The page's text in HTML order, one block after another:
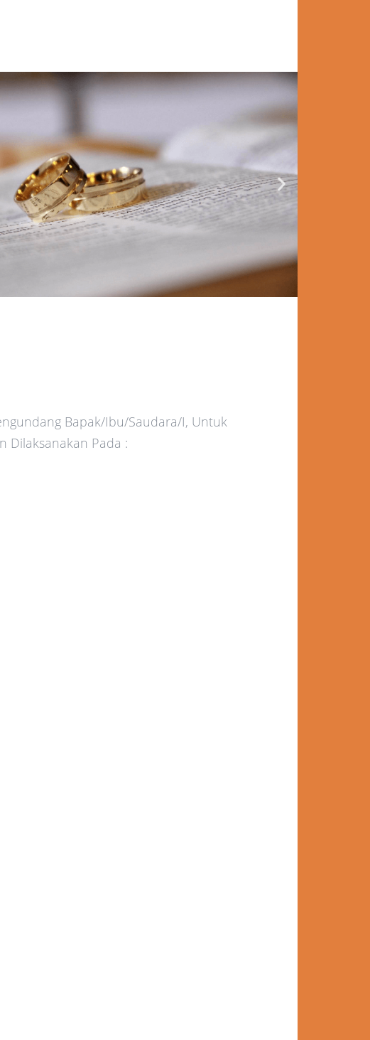
Bapak/Ibu/Saudara/I, Untuk
Dilaksanakan Pada :